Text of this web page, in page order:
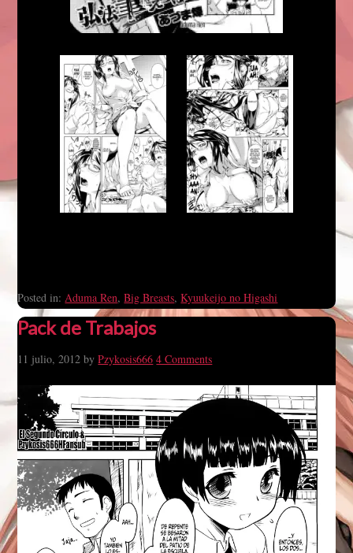
Posted in: Aduma Ren,Big Breasts,Kyuukeijo no Higashi
Pack de Trabajos
11 julio, 2012 byPzykosis666 4 Comments